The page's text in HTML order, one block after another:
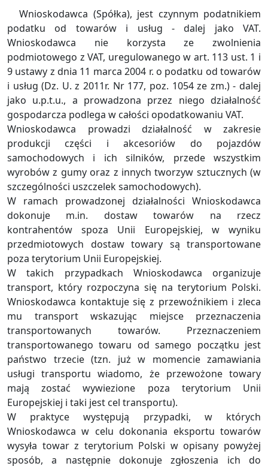
Wnioskodawca (Spółka), jest czynnym podatnikiem
podatku od towarów i usług - dalej jako VAT.
Wnioskodawca nie korzysta ze zwolnienia
podmiotowego z VAT, uregulowanego w art. 113 ust. 1 i
9 ustawy z dnia 11 marca 2004 r. o podatku od towarów
i usług (Dz. U. z 2011r. Nr 177, poz. 1054 ze zm.) - dalej
jako u.p.t.u., a prowadzona przez niego działalność
gospodarcza podlega w całości opodatkowaniu VAT.
Wnioskodawca prowadzi działalność w zakresie
produkcji części i akcesoriów do pojazdów
samochodowych i ich silników, przede wszystkim
wyrobów z gumy oraz z innych tworzyw sztucznych (w
szczególności uszczelek samochodowych).
W ramach prowadzonej działalności Wnioskodawca
dokonuje m.in. dostaw towarów na rzecz
kontrahentów spoza Unii Europejskiej, w wyniku
przedmiotowych dostaw towary są transportowane
poza terytorium Unii Europejskiej.
W takich przypadkach Wnioskodawca organizuje
transport, który rozpoczyna się na terytorium Polski.
Wnioskodawca kontaktuje się z przewoźnikiem i zleca
mu transport wskazując miejsce przeznaczenia
transportowanych towarów. Przeznaczeniem
transportowanego towaru od samego początku jest
państwo trzecie (tzn. już w momencie zamawiania
usługi transportu wiadomo, że przewożone towary
mają zostać wywiezione poza terytorium Unii
Europejskiej i taki jest cel transportu).
W praktyce występują przypadki, w których
Wnioskodawca w celu dokonania eksportu towarów
wysyła towar z terytorium Polski w opisany powyżej
sposób, a następnie dokonuje zgłoszenia ich do